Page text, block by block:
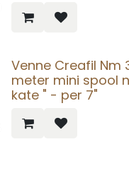
Venne Creafil Nm
meter mini spool
kate " - per 7"